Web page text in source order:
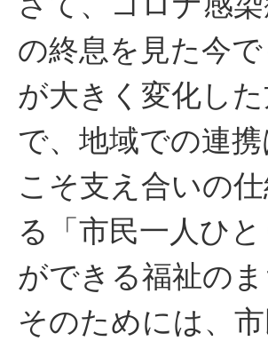
の終息を見た今
が大きく変化し
で、地域での連
こそ支え合いの
る「市民一人ひ
ができる福祉の
そのためには、